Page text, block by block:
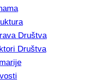
Društva
Društva